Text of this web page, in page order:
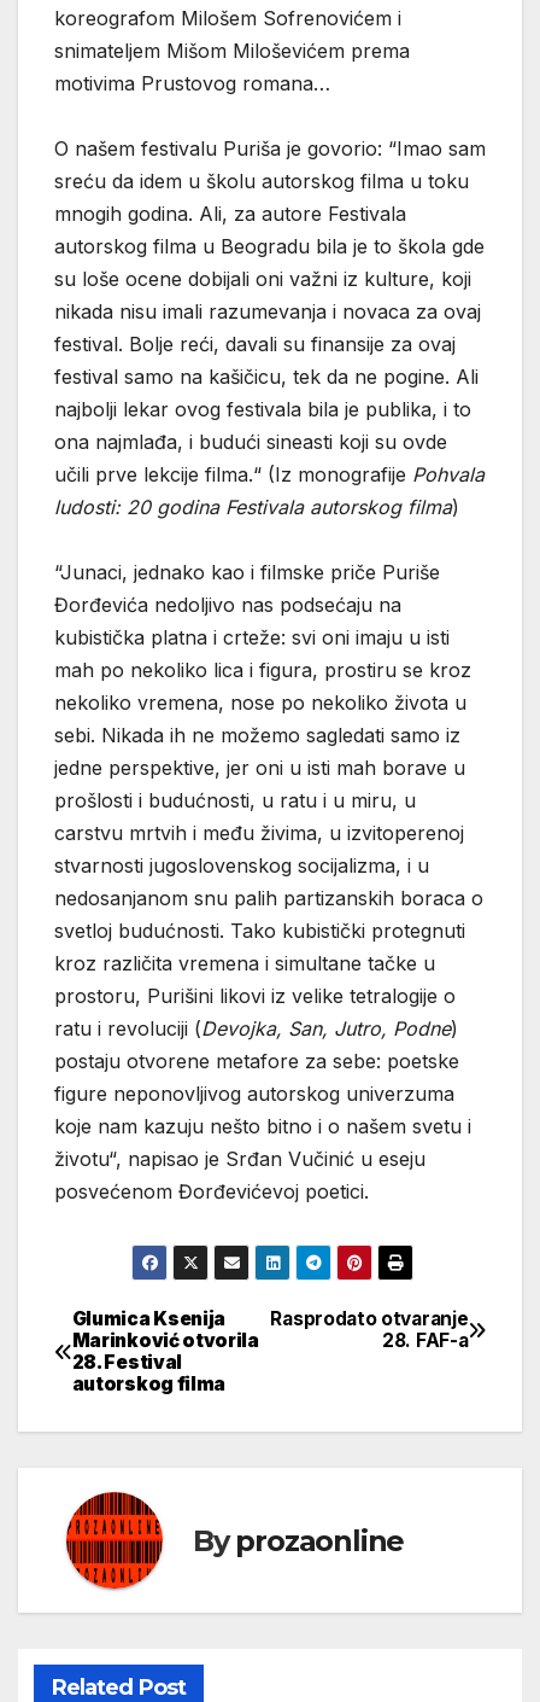
koreografom Milošem Sofrenovićem i
snimateljem Mišom Miloševićem prema
motivima Prustovog romana…
O našem festivalu Puriša je govorio: “Imao sam
sreću da idem u školu autorskog filma u toku
mnogih godina. Ali, za autore Festivala
autorskog filma u Beogradu bila je to škola gde
su loše ocene dobijali oni važni iz kulture, koji
nikada nisu imali razumevanja i novaca za ovaj
festival. Bolje reći, davali su finansije za ovaj
festival samo na kašičicu, tek da ne pogine. Ali
najbolji lekar ovog festivala bila je publika, i to
ona najmlađa, i budući sineasti koji su ovde
učili prve lekcije filma.“ (Iz monografije Pohvala
ludosti: 20 godina Festivala autorskog filma)
“Junaci, jednako kao i filmske priče Puriše
Đorđevića nedoljivo nas podsećaju na
kubistička platna i crteže: svi oni imaju u isti
mah po nekoliko lica i figura, prostiru se kroz
nekoliko vremena, nose po nekoliko života u
sebi. Nikada ih ne možemo sagledati samo iz
jedne perspektive, jer oni u isti mah borave u
prošlosti i budućnosti, u ratu i u miru, u
carstvu mrtvih i među živima, u izvitoperenoj
stvarnosti jugoslovenskog socijalizma, i u
nedosanjanom snu palih partizanskih boraca o
svetloj budućnosti. Tako kubistički protegnuti
kroz različita vremena i simultane tačke u
prostoru, Purišini likovi iz velike tetralogije o
ratu i revoluciji (Devojka, San, Jutro, Podne)
postaju otvorene metafore za sebe: poetske
figure neponovljivog autorskog univerzuma
koje nam kazuju nešto bitno i o našem svetu i
životu“, napisao je Srđan Vučinić u eseju
posvećenom Đorđevićevoj poetici.
Кретање
чланка
Rasprodato otvaranje
28. FAF-a
Glumica Ksenija
Marinković otvorila
28. Festival
autorskog filma
Byprozaonline
Related Post